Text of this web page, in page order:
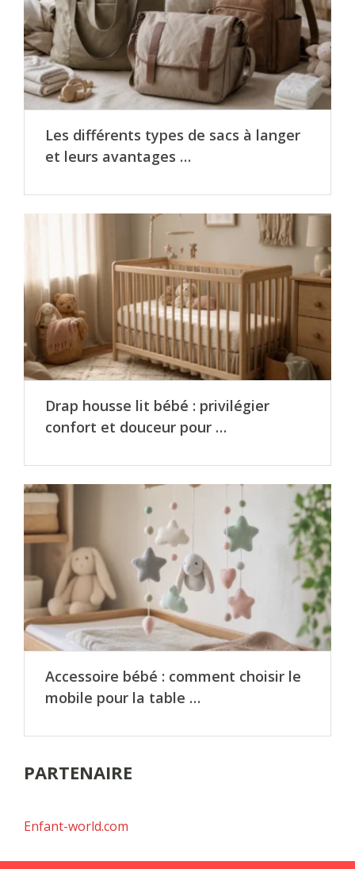
Les différents types de sacs à langer
et leurs avantages …
Drap housse lit bébé : privilégier
confort et douceur pour …
Accessoire bébé : comment choisir le
mobile pour la table …
PARTENAIRE
Enfant-world.com